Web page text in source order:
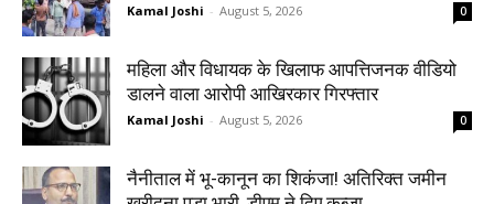
Kamal Joshi - August 5, 2026 0
महिला और विधायक के खिलाफ आपत्तिजनक वीडियो
डालने वाला आरोपी आखिरकार गिरफ्तार
Kamal Joshi - August 5, 2026 0
नैनीताल में भू-कानून का शिकंजा! अतिरिक्त जमीन